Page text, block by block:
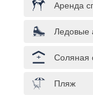
Аренда
Ледовые
Соляная
Пляж